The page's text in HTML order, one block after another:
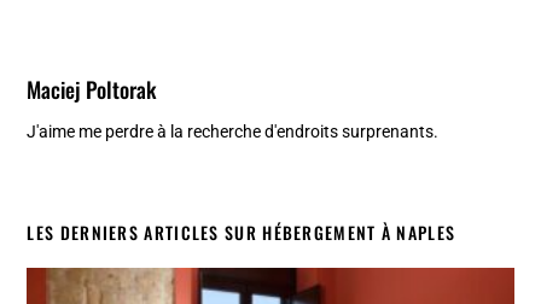
Maciej Poltorak
J'aime me perdre à la recherche d'endroits surprenants.
LES DERNIERS ARTICLES SUR HÉBERGEMENT À NAPLES